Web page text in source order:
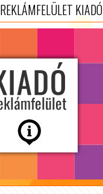
REKLÁMFELÜLET KIADÓ